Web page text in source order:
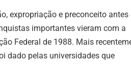
expropriação e preconceito antes
importantes vieram com a
Federal de 1988. Mais
dado pelas universidades que